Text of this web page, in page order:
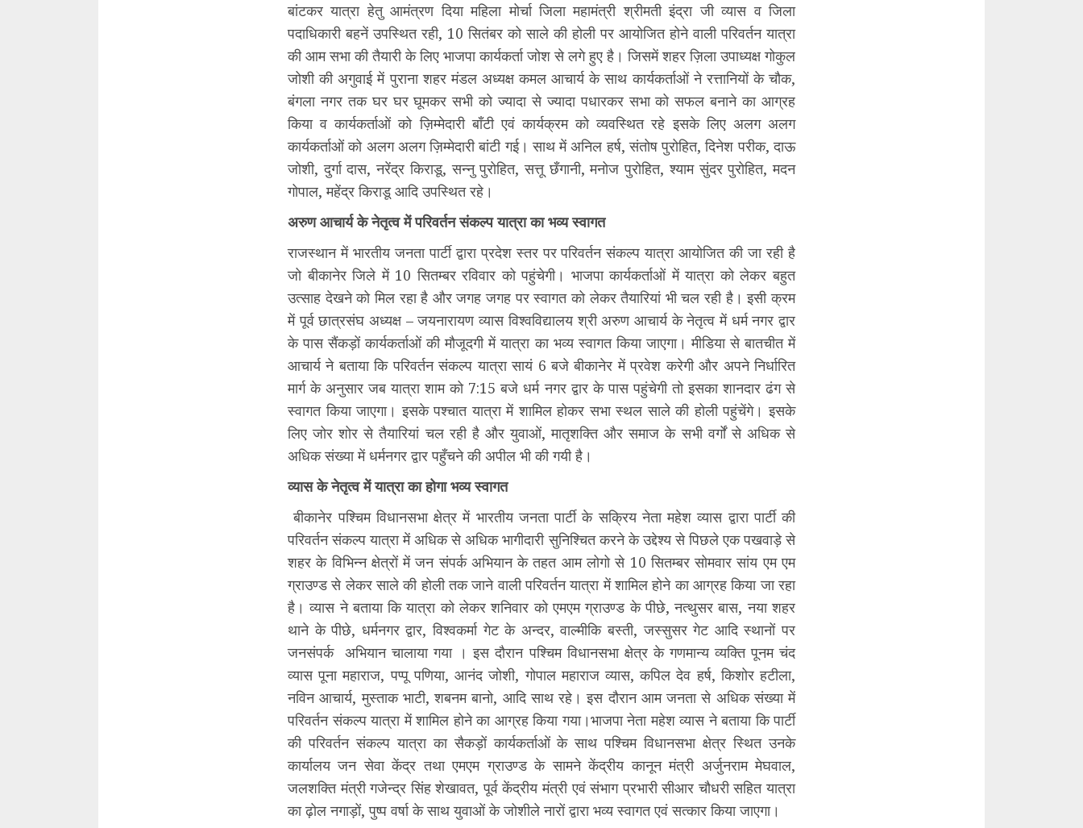
बांटकर यात्रा हेतु आमंत्रण दिया महिला मोर्चा जिला महामंत्री श्रीमती इंद्रा जी व्यास व जिला
पदाधिकारी बहनें उपस्थित रही, 10 सितंबर को साले की होली पर आयोजित होने वाली परिवर्तन यात्रा
की आम सभा की तैयारी के लिए भाजपा कार्यकर्ता जोश से लगे हुए है। जिसमें शहर ज़िला उपाध्यक्ष गोकुल
जोशी की अगुवाई में पुराना शहर मंडल अध्यक्ष कमल आचार्य के साथ कार्यकर्ताओं ने रत्तानियों के चौक,
बंगला नगर तक घर घर घूमकर सभी को ज्यादा से ज्यादा पधारकर सभा को सफल बनाने का आग्रह
किया व कार्यकर्ताओं को ज़िम्मेदारी बाँटी एवं कार्यक्रम को व्यवस्थित रहे इसके लिए अलग अलग
कार्यकर्ताओं को अलग अलग ज़िम्मेदारी बांटी गई। साथ में अनिल हर्ष, संतोष पुरोहित, दिनेश परीक, दाऊ
जोशी, दुर्गा दास, नरेंद्र किराडू, सन्नु पुरोहित, सत्तू छँगानी, मनोज पुरोहित, श्याम सुंदर पुरोहित, मदन
गोपाल, महेंद्र किराडू आदि उपस्थित रहे।
अरुण आचार्य के नेतृत्व में परिवर्तन संकल्प यात्रा का भव्य स्वागत
राजस्थान में भारतीय जनता पार्टी द्वारा प्रदेश स्तर पर परिवर्तन संकल्प यात्रा आयोजित की जा रही है
जो बीकानेर जिले में 10 सितम्बर रविवार को पहुंचेगी। भाजपा कार्यकर्ताओं में यात्रा को लेकर बहुत
उत्साह देखने को मिल रहा है और जगह जगह पर स्वागत को लेकर तैयारियां भी चल रही है। इसी क्रम
में पूर्व छात्रसंघ अध्यक्ष – जयनारायण व्यास विश्वविद्यालय श्री अरुण आचार्य के नेतृत्व में धर्म नगर द्वार
के पास सैंकड़ों कार्यकर्ताओं की मौजूदगी में यात्रा का भव्य स्वागत किया जाएगा। मीडिया से बातचीत में
आचार्य ने बताया कि परिवर्तन संकल्प यात्रा सायं 6 बजे बीकानेर में प्रवेश करेगी और अपने निर्धारित
मार्ग के अनुसार जब यात्रा शाम को 7:15 बजे धर्म नगर द्वार के पास पहुंचेगी तो इसका शानदार ढंग से
स्वागत किया जाएगा। इसके पश्चात यात्रा में शामिल होकर सभा स्थल साले की होली पहुंचेंगे। इसके
लिए जोर शोर से तैयारियां चल रही है और युवाओं, मातृशक्ति और समाज के सभी वर्गों से अधिक से
अधिक संख्या में धर्मनगर द्वार पहुँचने की अपील भी की गयी है।
व्यास के नेतृत्व में यात्रा का होगा भव्य स्वागत
बीकानेर पश्चिम विधानसभा क्षेत्र में भारतीय जनता पार्टी के सक्रिय नेता महेश व्यास द्वारा पार्टी की
परिवर्तन संकल्प यात्रा में अधिक से अधिक भागीदारी सुनिश्चित करने के उद्देश्य से पिछले एक पखवाड़े से
शहर के विभिन्न क्षेत्रों में जन संपर्क अभियान के तहत आम लोगो से 10 सितम्बर सोमवार सांय एम एम
ग्राउण्ड से लेकर साले की होली तक जाने वाली परिवर्तन यात्रा में शामिल होने का आग्रह किया जा रहा
है। व्यास ने बताया कि यात्रा को लेकर शनिवार को एमएम ग्राउण्ड के पीछे, नत्थुसर बास, नया शहर
थाने के पीछे, धर्मनगर द्वार, विश्वकर्मा गेट के अन्दर, वाल्मीकि बस्ती, जस्सुसर गेट आदि स्थानों पर
जनसंपर्क अभियान चालाया गया । इस दौरान पश्चिम विधानसभा क्षेत्र के गणमान्य व्यक्ति पूनम चंद
व्यास पूना महाराज, पप्पू पणिया, आनंद जोशी, गोपाल महाराज व्यास, कपिल देव हर्ष, किशोर हटीला,
नविन आचार्य, मुस्ताक भाटी, शबनम बानो, आदि साथ रहे। इस दौरान आम जनता से अधिक संख्या में
परिवर्तन संकल्प यात्रा में शामिल होने का आग्रह किया गया।भाजपा नेता महेश व्यास ने बताया कि पार्टी
की परिवर्तन संकल्प यात्रा का सैकड़ों कार्यकर्ताओं के साथ पश्चिम विधानसभा क्षेत्र स्थित उनके
कार्यालय जन सेवा केंद्र तथा एमएम ग्राउण्ड के सामने केंद्रीय कानून मंत्री अर्जुनराम मेघवाल,
जलशक्ति मंत्री गजेन्द्र सिंह शेखावत, पूर्व केंद्रीय मंत्री एवं संभाग प्रभारी सीआर चौधरी सहित यात्रा
का ढ़ोल नगाड़ों, पुष्प वर्षा के साथ युवाओं के जोशीले नारों द्वारा भव्य स्वागत एवं सत्कार किया जाएगा।